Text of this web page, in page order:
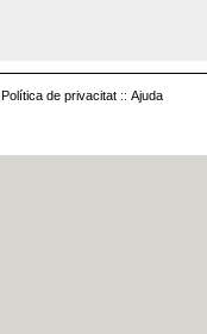
Política de privacitat :: Ajuda